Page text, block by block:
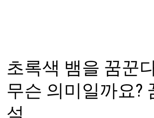
초록색 뱀을 꿈꾼
무슨 의미일까요?
석